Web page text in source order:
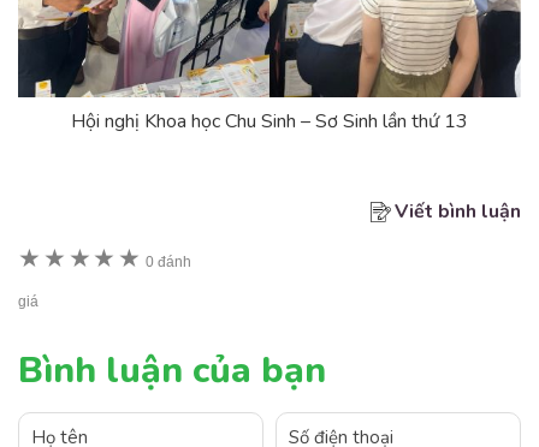
Hội nghị Khoa học Chu Sinh – Sơ Sinh lần thứ 13
Viết bình luận
★ ★ ★★ ★ 0 đánh
giá
Bình luận của bạn